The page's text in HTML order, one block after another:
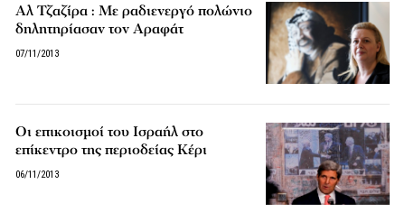
Αλ Τζαζίρα : Με ραδιενεργό πολώνιο
δηλητηρίασαν τον Αραφάτ
07/11/2013
Οι επικοισμοί του Ισραήλ στο
επίκεντρο της περιοδείας Κέρι
06/11/2013